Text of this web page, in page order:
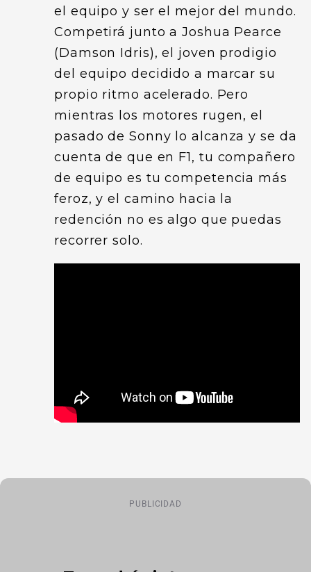
el equipo y ser el mejor del mundo.
Competirá junto a Joshua Pearce
(Damson Idris), el joven prodigio
del equipo decidido a marcar su
propio ritmo acelerado. Pero
mientras los motores rugen, el
pasado de Sonny lo alcanza y se da
cuenta de que en F1, tu compañero
de equipo es tu competencia más
feroz, y el camino hacia la
redención no es algo que puedas
recorrer solo.
PUBLICIDAD